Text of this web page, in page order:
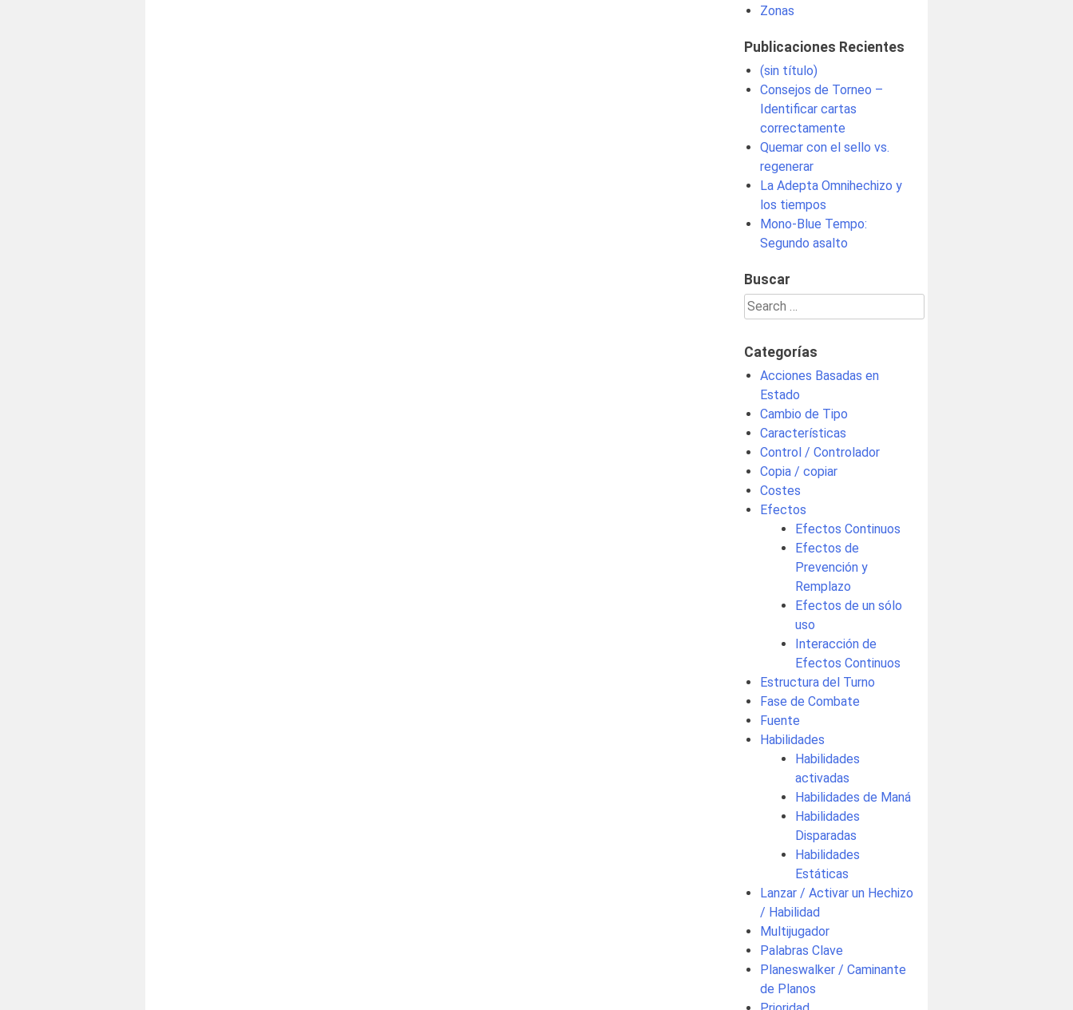
Zonas
Publicaciones Recientes
(sin título)
Consejos de Torneo –
Identificar cartas
correctamente
Quemar con el sello vs.
regenerar
La Adepta Omnihechizo y
los tiempos
Mono-Blue Tempo:
Segundo asalto
Buscar
Search
for:
Categorías
Acciones Basadas en
Estado
Cambio de Tipo
Características
Control / Controlador
Copia / copiar
Costes
Efectos
Efectos Continuos
Efectos de
Prevención y
Remplazo
Efectos de un sólo
uso
Interacción de
Efectos Continuos
Estructura del Turno
Fase de Combate
Fuente
Habilidades
Habilidades
activadas
Habilidades de Maná
Habilidades
Disparadas
Habilidades
Estáticas
Lanzar / Activar un Hechizo
/ Habilidad
Multijugador
Palabras Clave
Planeswalker / Caminante
de Planos